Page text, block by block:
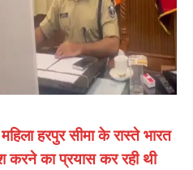
हरपुर सीमा के रास्ते भारत
का प्रयास कर रही थी